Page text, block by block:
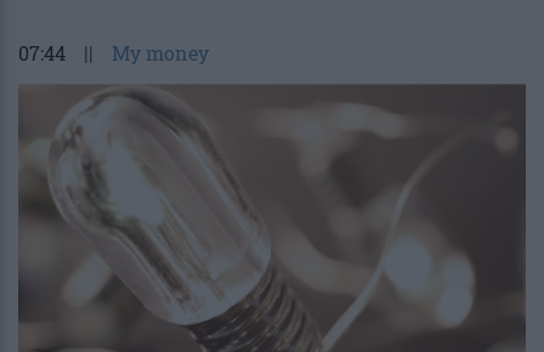
07:44 || My money